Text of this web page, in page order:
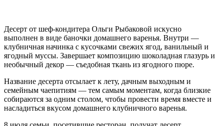
Десерт от шеф-кондитера Ольги Рыбаковой искусно
выполнен в виде баночки домашнего варенья. Внутри —
клубничная начинка с кусочками свежих ягод, ванильный и
ягодный муссы. Завершает композицию шоколадная глазурь и
необычный декор — съедобная ткань из ягодного пюре.
Название десерта отсылает к лету, дачным выходным и
семейным чаепитиям — тем самым моментам, когда близкие
собираются за одним столом, чтобы провести время вместе и
насладиться вкусом домашнего клубничного варенья.